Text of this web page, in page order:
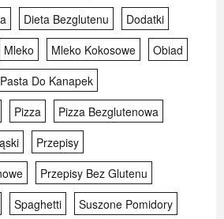
Dieta Bezglutenu
Dodatki
Mleko Mleko Kokosowe
Obiad
Pasta Do Kanapek
Pizza
Pizza Bezglutenowa
Przepisy
Przepisy Bez Glutenu
Spaghetti
Suszone Pomidory